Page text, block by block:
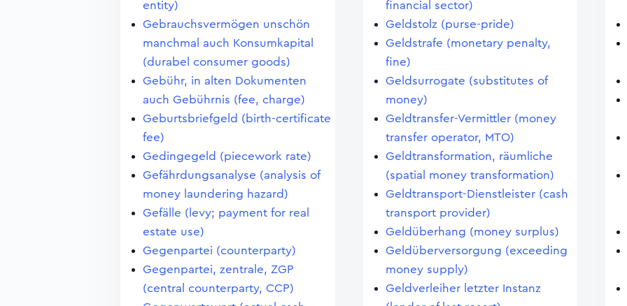
entity)
Gebrauchsvermögen unschön
manchmal auch Konsumkapital
(durabel consumer goods)
Gebühr, in alten Dokumenten
auch Gebührnis (fee, charge)
Geburtsbriefgeld (birth-certificate
fee)
Gedingegeld (piecework rate)
Gefährdungsanalyse (analysis of
money laundering hazard)
Gefälle (levy; payment for real
estate use)
Gegenpartei (counterparty)
Gegenpartei, zentrale, ZGP
(central counterparty, CCP)
financial sector)
Geldstolz (purse-pride)
Geldstrafe (monetary penalty,
fine)
Geldsurrogate (substitutes of
money)
Geldtransfer-Vermittler (money
transfer operator, MTO)
Geldtransformation, räumliche
(spatial money transformation)
Geldtransport-Dienstleister (cash
transport provider)
Geldüberhang (money surplus)
Geldüberversorgung (exceeding
money supply)
Geldverleiher letzter Instanz